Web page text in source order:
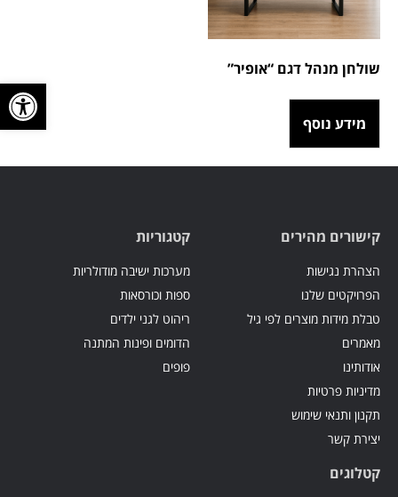
פתח
שולחן מנהל דגם “אופיר”
מידע נוסף
קישורים מהירים
הצהרת נגישות
הפרויקטים שלנו
טבלת מידות מוצרים לפי גיל
מאמרים
אודותינו
מדיניות פרטיות
תקנון ותנאי שימוש
יצירת קשר
קטגוריות
מערכות ישיבה מודולריות
ספות וכורסאות
ריהוט לגני ילדים
הדומים ופינות המתנה
פופים
קטלוגים